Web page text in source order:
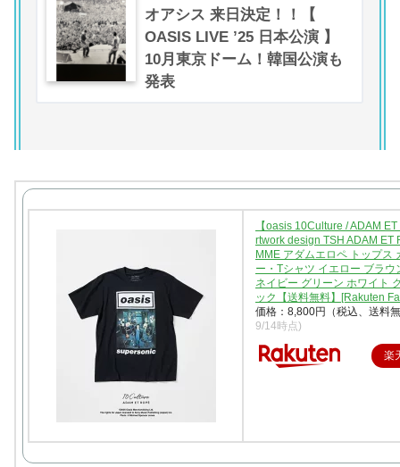
オアシス 来日決定！！【
OASIS LIVE ’25 日本公演 】
10月東京ドーム！韓国公演も
発表
【oasis 10Culture / ADAM ET
rtwork design TSH ADAM ET
MME アダムエロペ トップス
ー・Tシャツ イエロー ブラウ
ネイビー グリーン ホワイト
ック【送料無料】[Rakuten
価格：8,800円（税込、送料
9/14時点)
楽